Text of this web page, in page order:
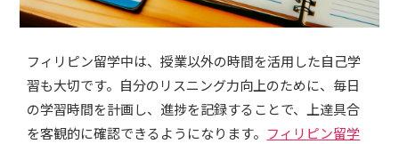
フィリピン留学中は、授業以外の時間を活用した自己学
習も大切です。自分のリスニング力向上のために、毎日
の学習時間を計画し、進捗を記録することで、上達具合
を客観的に確認できるようになります。 フィリピン留学